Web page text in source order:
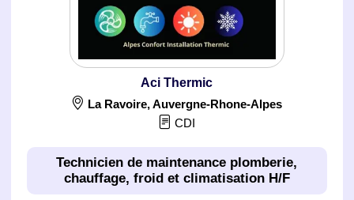
Aci Thermic
La Ravoire,Auvergne-Rhone-Alpes
CDI
Technicien de maintenance plomberie,
chauffage, froid et climatisation H/F